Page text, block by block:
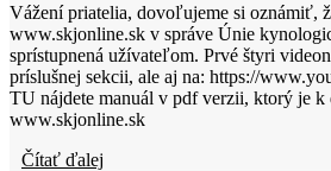
Vážení priatelia, dovoľujeme si oznámiť,
www.skjonline.sk v správe Únie
sprístupnená užívateľom. Prvé štyri
príslušnej sekcii, ale aj na: https://
TU nájdete manuál v pdf verzii, ktorý je k
www.skjonline.sk
Čítať ďalej